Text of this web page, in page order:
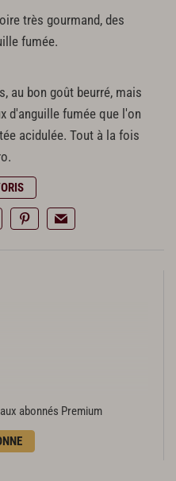
très gourmand, des
fumée.
au bon goût beurré, mais
d'anguille fumée que l'on
acidulée. Tout à la fois
abonnés Premium